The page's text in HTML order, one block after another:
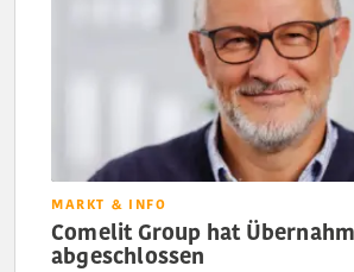
MARKT & INFO
Comelit Group hat
abgeschlossen